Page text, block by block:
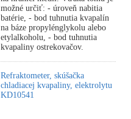
možné určiť: - úroveň nabitia
batérie, - bod tuhnutia kvapalín
na báze propylénglykolu alebo
etylalkoholu, - bod tuhnutia
kvapaliny ostrekovačov.
Refraktometer, skúšačka
chladiacej kvapaliny, elektrolytu
KD10541